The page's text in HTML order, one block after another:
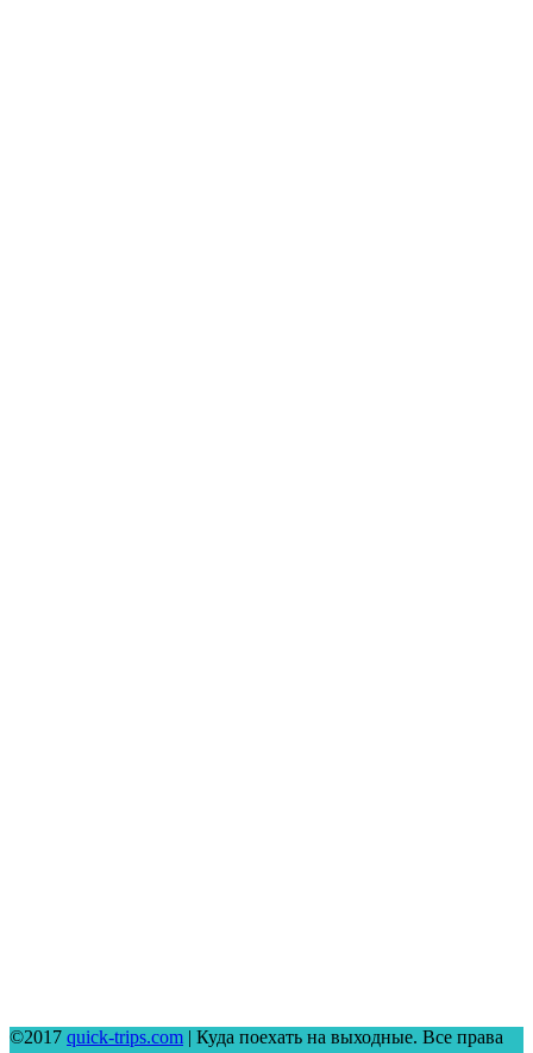
©2017 quick-trips.com | Куда поехать на выходные. Все права